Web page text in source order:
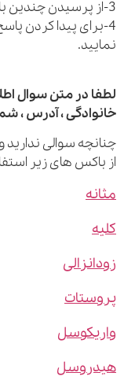
پیدا کردن پاسخ
در متن سوال
، آدرس ،
سوالی ندارید و به
های زیر استفاده